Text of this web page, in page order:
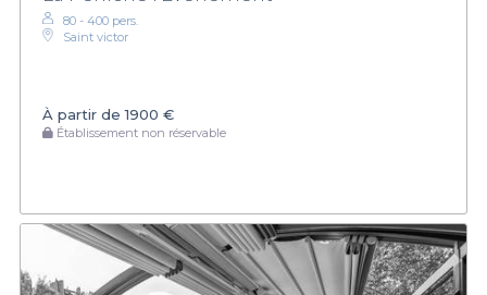
80 - 400 pers.
Saint victor
À partir de1900 €
Établissement non réservable